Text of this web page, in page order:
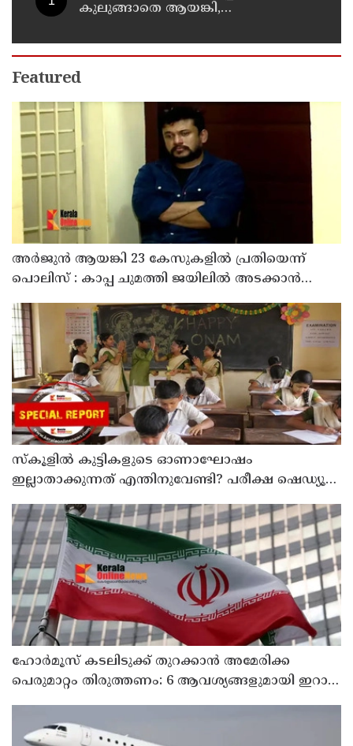
കുലുങ്ങാതെ ആയങ്കി,
താമസിച്ച് കണ്ണൂരിലെ ക്വട്ടേഷന്‍
നേതാവ്
Featured
അര്‍ജുന്‍ ആയങ്കി 23 കേസുകളില്‍ പ്രതിയെന്ന്
പൊലിസ് : കാപ്പ ചുമത്തി ജയിലില്‍ അടക്കാന്‍
സ്‌കൂളില്‍ കുട്ടികളുടെ ഓണാഘോഷം
ഇല്ലാതാക്കുന്നത് എന്തിനുവേണ്ടി? പരീക്ഷ ഷെഡ്യൂള്‍
ഹോര്‍മൂസ് കടലിടുക്ക് തുറക്കാന്‍ അമേരിക്ക
പെരുമാറ്റം തിരുത്തണം: 6 ആവശ്യങ്ങളുമായി ഇറാന്‍